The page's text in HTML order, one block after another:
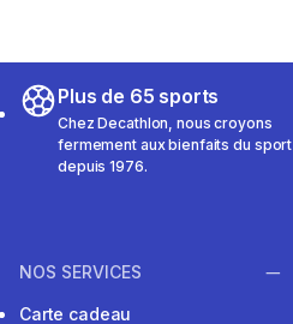
Plus de 65 sports
Chez Decathlon, nous croyons
fermement aux bienfaits du sport
depuis 1976.
NOS SERVICES
Carte cadeau